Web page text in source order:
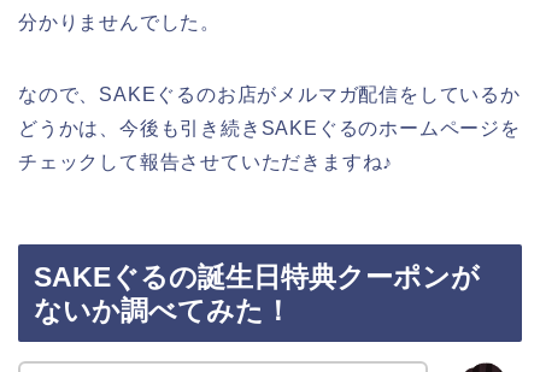
分かりませんでした。
なので、SAKEぐるのお店がメルマガ配信をしているか
どうかは、今後も引き続きSAKEぐるのホームページを
チェックして報告させていただきますね♪
SAKEぐるの誕生日特典クーポンが
ないか調べてみた！